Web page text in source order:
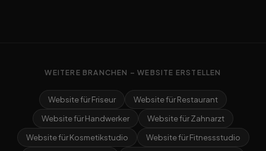
WEITERE BRANCHEN – WEBSITE ERSTELLEN
Website für Friseur
Website für Restaurant
Website für Handwerker
Website für Zahnarzt
Website für Kosmetikstudio
Website für Fitnessstudio